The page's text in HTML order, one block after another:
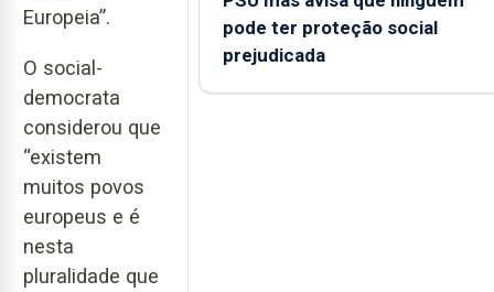
Europeia”.
O social-
democrata
considerou que
“existem
muitos povos
europeus e é
nesta
pluralidade que
pode ter proteção social
prejudicada